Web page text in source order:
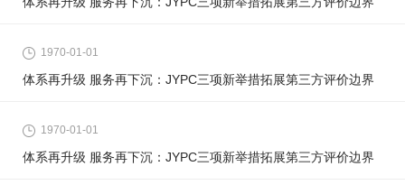
1970-01-01
体系再升级 服务再下沉：JYPC三项新举措拓展第三方评价边界
1970-01-01
体系再升级 服务再下沉：JYPC三项新举措拓展第三方评价边界